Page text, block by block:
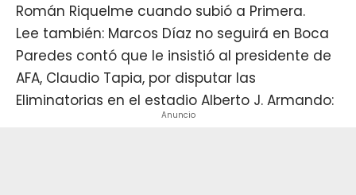
Román Riquelme cuando subió a Primera.
Lee también: Marcos Díaz no seguirá en Boca
Paredes contó que le insistió al presidente de
AFA, Claudio Tapia, por disputar las
Eliminatorias en el estadio Alberto J. Armando:
Anuncio